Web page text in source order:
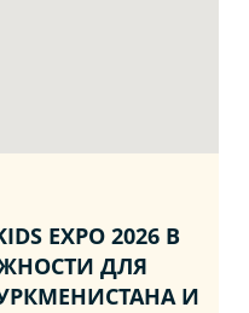
EXPO 2026 В
ДЛЯ
И